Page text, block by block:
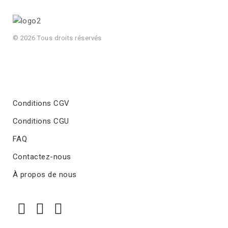
© 2026 Tous droits réservés
Conditions CGV
Conditions CGU
FAQ
Contactez-nous
À propos de nous